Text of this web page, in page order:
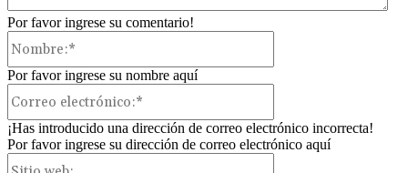
Por favor ingrese su comentario!
Por favor ingrese su nombre aquí
¡Has introducido una dirección de correo electrónico incorrecta!
Por favor ingrese su dirección de correo electrónico aquí